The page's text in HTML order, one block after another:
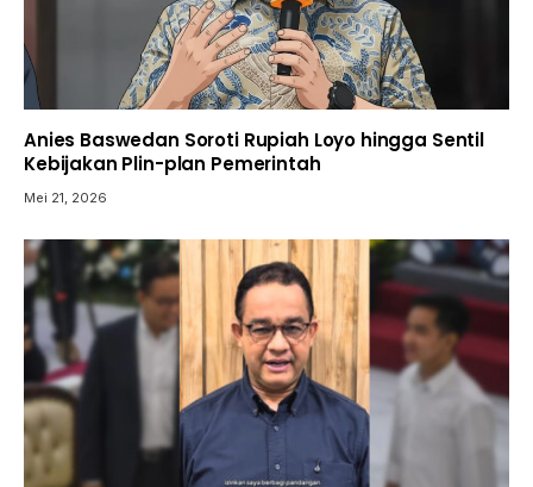
Anies Baswedan Soroti Rupiah Loyo hingga Sentil
Kebijakan Plin-plan Pemerintah
Mei 21, 2026